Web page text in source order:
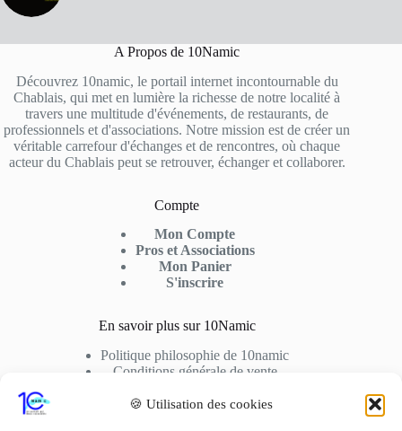
🍪 Utilisation des cookies
A Propos de 10Namic
Découvrez 10namic, le portail internet incontournable du
Chablais, qui met en lumière la richesse de notre localité à
travers une multitude d'événements, de restaurants, de
professionnels et d'associations. Notre mission est de créer un
véritable carrefour d'échanges et de rencontres, où chaque
acteur du Chablais peut se retrouver, échanger et collaborer.
Compte
Mon Compte
Pros et Associations
Mon Panier
S'inscrire
En savoir plus sur 10Namic
Politique philosophie de 10namic
Conditions générale de vente
Cookies